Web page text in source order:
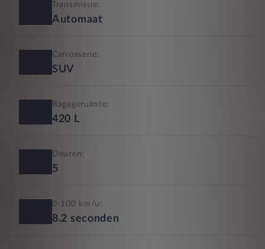
Transmissie:
Automaat
Carrosserie:
SUV
Bagageruimte:
420 L
Deuren:
5
0-100 km/u:
8.2 seconden